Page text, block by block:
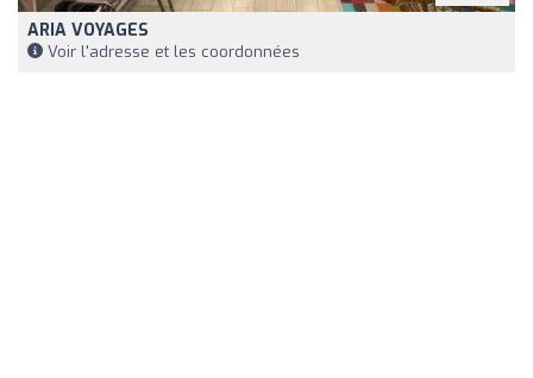
ARIA VOYAGES
Voir l'adresse et les coordonnées